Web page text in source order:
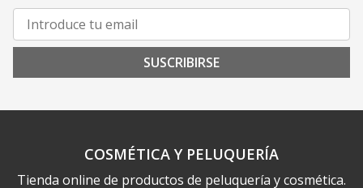
SUSCRIBIRSE
COSMÉTICA Y PELUQUERÍA
Tienda online de productos de peluquería y cosmética.